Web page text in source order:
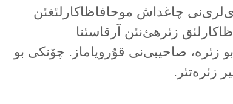
چاغداش موحافاظاکارلئغئن
زئرهئ‌نئن آرقاسئنا
زئرە، صاحیبی‌نی قۇرویاماز. چۆنکی بو
زئرەتئر.